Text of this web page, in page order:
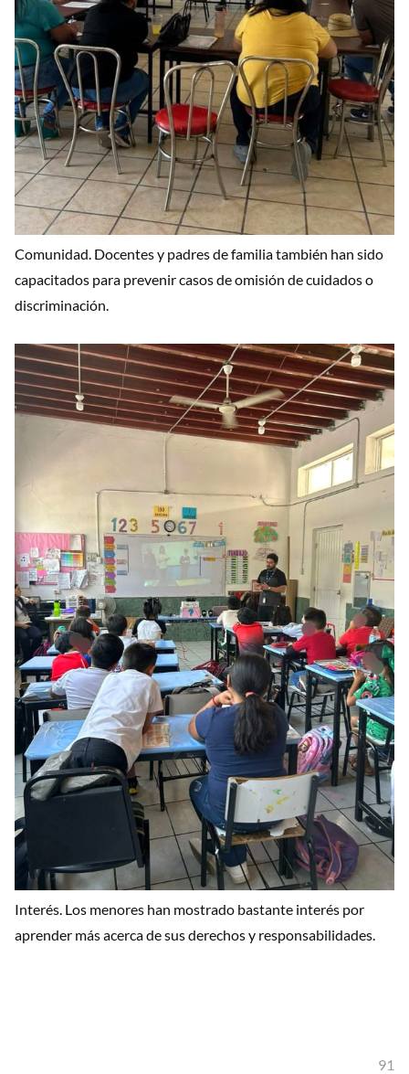
Comunidad. Docentes y padres de familia también han sido
capacitados para prevenir casos de omisión de cuidados o
discriminación.
Interés. Los menores han mostrado bastante interés por
aprender más acerca de sus derechos y responsabilidades.
91